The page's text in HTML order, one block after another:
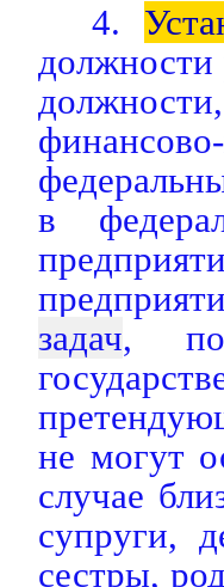
4.
должности
в
задач,
не могут
случае
супруги,
сестры,